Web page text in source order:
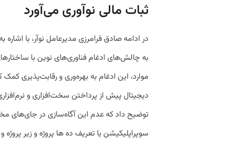
ثبات مالی نوآوری می‌آورد
در ادامه صادق فرامرزی مدیرعامل نوآر، با
به چالش‌های ادغام فناوری‌های نوین با
موارد، این ادغام به بهره‌وری و رقابت‌پذیری
دیجیتال پیش از پرداختن سخت‌افزاری و
توضیح داد که عدم این آگاه‌سازی در جای‌های
سوپراپلیکیشن یا تعریف ده ها پروژه و زیر